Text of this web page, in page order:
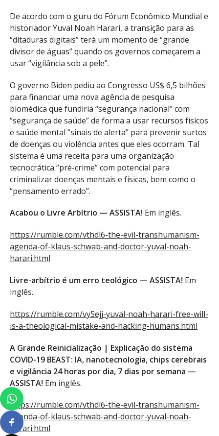
De acordo com o guru do Fórum Econômico Mundial e
historiador Yuval Noah Harari, a transição para as
“ditaduras digitais” terá um momento de “grande
divisor de águas” quando os governos começarem a
usar “vigilância sob a pele”.
O governo Biden pediu ao Congresso US$ 6,5 bilhões
para financiar uma nova agência de pesquisa
biomédica que fundiria “segurança nacional” com
“segurança de saúde” de forma a usar recursos físicos
e saúde mental “sinais de alerta” para prevenir surtos
de doenças ou violência antes que eles ocorram. Tal
sistema é uma receita para uma organização
tecnocrática “pré-crime” com potencial para
criminalizar doenças mentais e físicas, bem como o
“pensamento errado”.
Acabou o Livre Arbítrio — ASSISTA! Em inglês.
https://rumble.com/vthdl6-the-evil-transhumanism-
agenda-of-klaus-schwab-and-doctor-yuval-noah-
harari.html
Livre-arbítrio é um erro teológico — ASSISTA! Em
inglês.
https://rumble.com/vy5ejj-yuval-noah-harari-free-will-
is-a-theological-mistake-and-hacking-humans.html
A Grande Reinicialização | Explicação do sistema
COVID-19 BEAST: IA, nanotecnologia, chips cerebrais
e vigilância 24 horas por dia, 7 dias por semana —
ASSISTA! Em inglês.
https://rumble.com/vthdl6-the-evil-transhumanism-
agenda-of-klaus-schwab-and-doctor-yuval-noah-
harari.html